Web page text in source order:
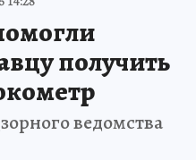
получить
ведомства